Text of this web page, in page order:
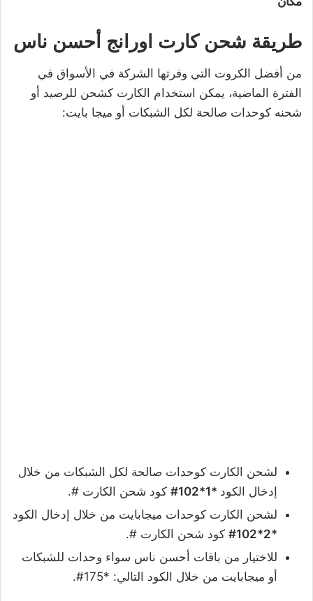
طريقة شحن كارت اورانج أحسن ناس
من أفضل الكروت التي وفرتها الشركة في الأسواق في
الفترة الماضية، يمكن استخدام الكارت كشحن للرصيد أو
شحنه كوحدات صالحة لكل الشبكات أو ميجا بايت:
لشحن الكارت كوحدات صالحة لكل الشبكات من خلال
إدخال الكود *1*102#
كود شحن الكارت #.
لشحن الكارت كوحدات ميجابايت من خلال إدخال الكود
*2*102#
كود شحن الكارت #.
للاختيار من باقات أحسن ناس سواء وحدات للشبكات
أو ميجابايت من خلال الكود التالي: *175#.